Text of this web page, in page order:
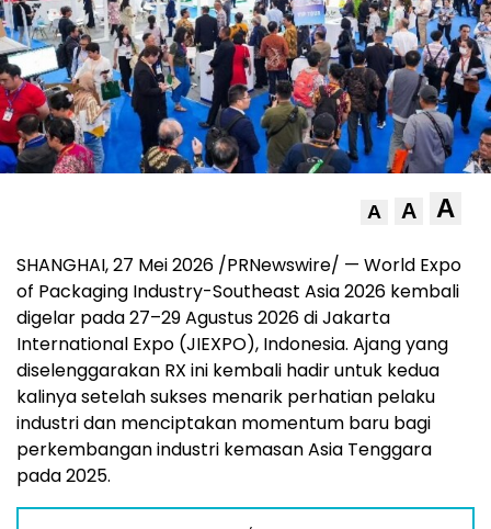
A A A
SHANGHAI, 27 Mei 2026 /PRNewswire/ — World Expo
of Packaging Industry-Southeast Asia 2026 kembali
digelar pada 27–29 Agustus 2026 di Jakarta
International Expo (JIEXPO), Indonesia. Ajang yang
diselenggarakan RX ini kembali hadir untuk kedua
kalinya setelah sukses menarik perhatian pelaku
industri dan menciptakan momentum baru bagi
perkembangan industri kemasan Asia Tenggara
pada 2025.